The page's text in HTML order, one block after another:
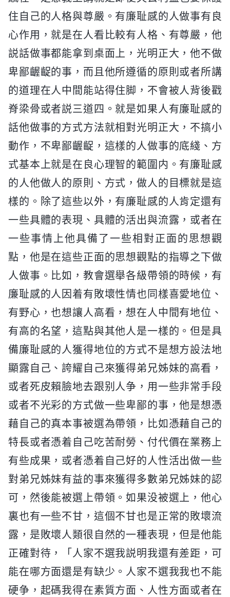
住自己的人格與尊嚴。有廉耻感的人做事有良
心作用，就是在人看比較有人格、有尊嚴，他
説話做事都能拿到桌面上，光明正大，他不做
卑鄙齷齪的事，而且他所遵循的原則或者所講
的道理在人中間能站得住脚，不會被人背後戳
脊梁骨或者説三道四。就是如果人有廉耻感的
話他做事的方式方法就相對光明正大，不搞小
動作，不卑鄙齷齪，這樣的人做事的底綫、方
式基本上就是在良心理智的範圍内。有廉耻感
的人他做人的原則、方式，做人的目標就是這
樣的。除了這些以外，有廉耻感的人肯定還有
一些具體的表現、具體的活出與流露，或者在
一些事情上他具備了一些相對正面的思想觀
點，他是在這些正面的思想觀點的指導之下做
人做事。比如，教會選舉各級帶領的時候，有
廉耻感的人因着有敗壞性情也同樣喜愛地位、
有野心，也想讓人高看，想在人中間有地位、
有高的名望，這點與其他人是一樣的。但是具
備廉耻感的人獲得地位的方式不是想方設法地
顯露自己、誇耀自己來獲得弟兄姊妹的高看，
或者死皮賴臉地去跟别人争，用一些非常手段
或者不光彩的方式做一些卑鄙的事，他是想憑
藉自己的真本事被選為帶領，比如憑藉自己的
特長或者憑着自己吃苦耐勞、付代價在業務上
有些成果，或者憑着自己好的人性活出做一些
對弟兄姊妹有益的事來獲得多數弟兄姊妹的認
可，然後能被選上帶領。如果没被選上，他心
裏也有一些不甘，這個不甘也是正常的敗壞流
露，是敗壞人類很自然的一種表現，但是他能
正確對待，「人家不選我説明我還有差距，可
能在哪方面還是有缺少。人家不選我我也不能
硬争，起碼我得在素質方面、人性方面或者在